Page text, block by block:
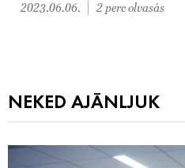
2023.06.06. 2 perc olvasás
NEKED AJÁNLJUK